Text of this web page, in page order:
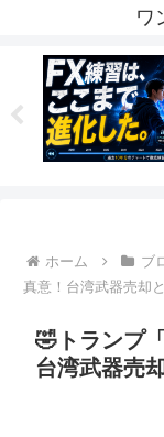
ワ
ホーム ブ
真意！台湾武器売却
🤣トランプ
台湾武器売